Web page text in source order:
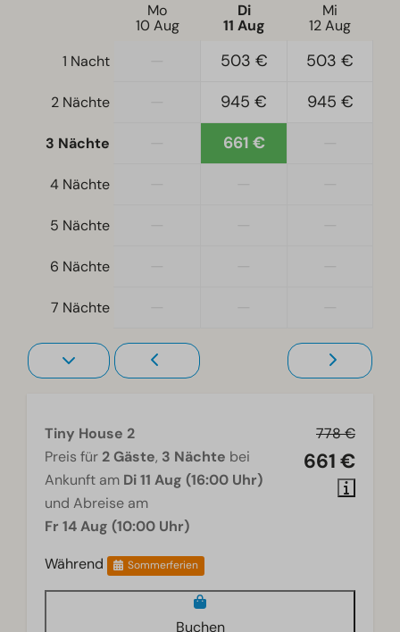
Schlafzimmer
Einzelbettdecken und Kissen
Doppelbetten: 1
Zugänglichkeit
Wohnzimmer
Mo
10 Aug
Di
11 Aug
Mi
12 Aug
1 Nacht
503 € 503 €
2 Nächte 945 € 945 €
3 Nächte 661 €
4 Nächte
5 Nächte
6 Nächte
7 Nächte
778 €
661 €
Tiny House 2
Preis für 2 Gäste, 3 Nächte bei
Ankunft am Di 11 Aug (16:00 Uhr)
und Abreise am
Fr 14 Aug (10:00 Uhr)
Während
Sommerferien
Buchen